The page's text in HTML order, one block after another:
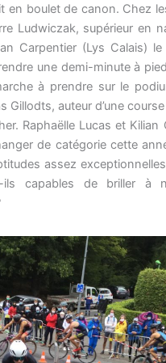
en boulet de canon. Chez
Ludwiczak, supérieur en
Carpentier (Lys Calais)
une demi-minute à
à prendre sur le
Gillodts, auteur d’une
Raphaëlle Lucas et Kilian
de catégorie cette
assez
ils capables de briller à